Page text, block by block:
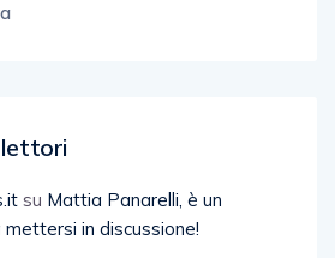
lettori
su Mattia Panarelli, è un
mettersi in discussione!